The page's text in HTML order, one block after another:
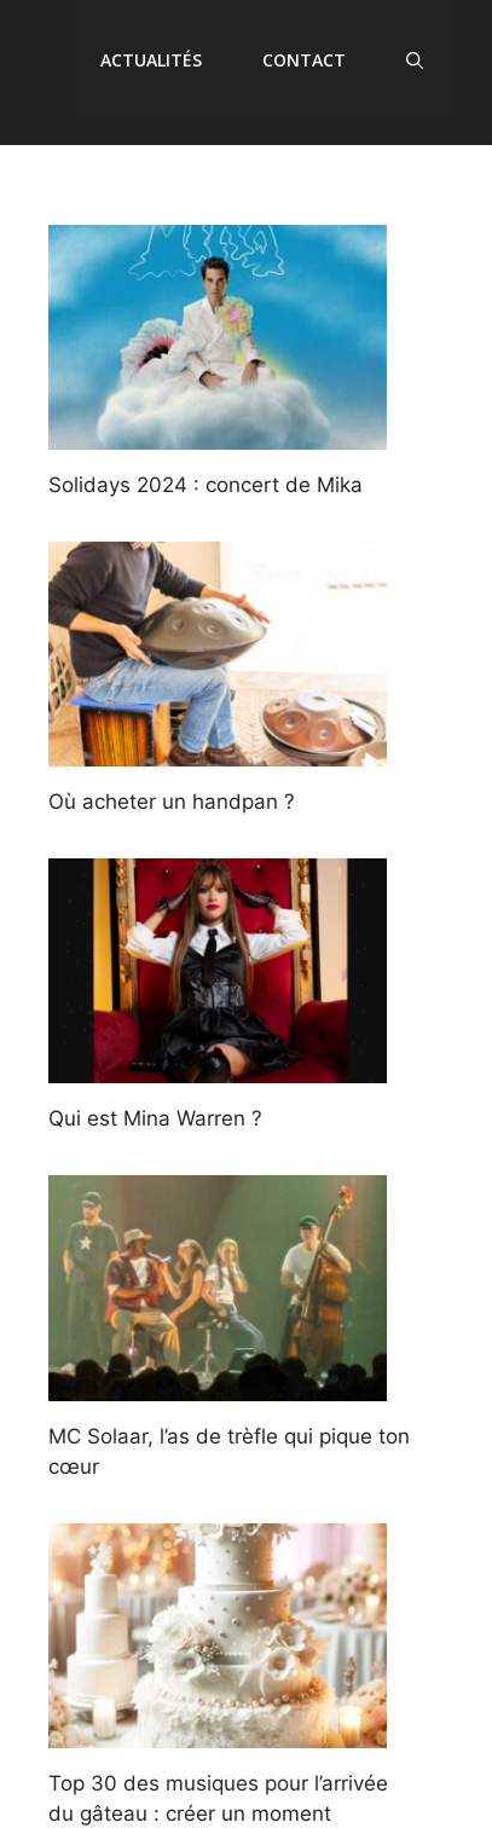
ACTUALITÉS CONTACT
Solidays 2024 : concert de Mika
Où acheter un handpan ?
Qui est Mina Warren ?
MC Solaar, l’as de trèfle qui pique ton
cœur
Top 30 des musiques pour l’arrivée
du gâteau : créer un moment